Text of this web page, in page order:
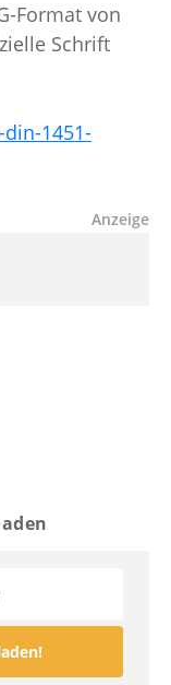
Format von
Schrift
1451-